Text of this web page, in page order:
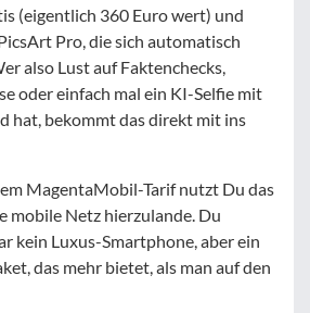
(eigentlich 360 Euro wert) und
Pro, die sich automatisch
also Lust auf Faktenchecks,
oder einfach mal ein KI-Selfie mit
hat, bekommt das direkt mit ins
MagentaMobil-Tarif nutzt Du das
mobile Netz hierzulande. Du
kein Luxus-Smartphone, aber ein
das mehr bietet, als man auf den